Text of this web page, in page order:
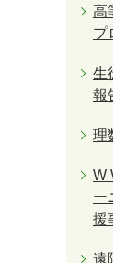
高
プ
生
報
理
W
ー
援
遠